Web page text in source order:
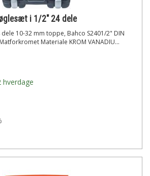
i 1/2" 24 dele
10-32 mm toppe, Bahco S2401/2" DIN
Materiale KROM VANADIU...
hverdage